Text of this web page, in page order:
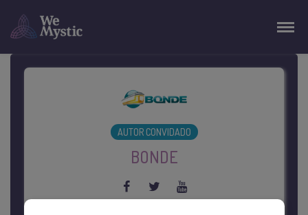
AUTOR CONVIDADO
BONDE